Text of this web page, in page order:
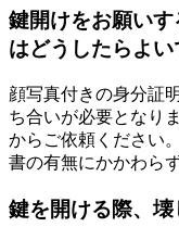
鍵開けをお願い
はどうしたらよい
顔写真付きの身分証
ち合いが必要となり
からご依頼ください
書の有無にかかわら
鍵を開ける際、